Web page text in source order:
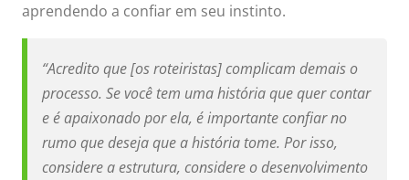
aprendendo a confiar em seu instinto.
“Acredito que [os roteiristas] complicam demais o
processo. Se você tem uma história que quer contar
e é apaixonado por ela, é importante confiar no
rumo que deseja que a história tome. Por isso,
considere a estrutura, considere o desenvolvimento